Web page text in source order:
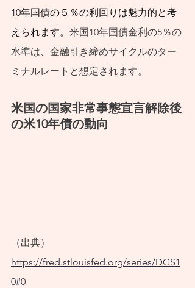
プ・アドバイザー、
J-FLEC認定アドバイ
ザー兼講師として10
年間活動してまいり
付けるべき金融知
識、金融経済事情の
まいりました。
新NISAを活用して
資産形成を始めたい
10年国債の５％の利回りは魅力的と考
えられます。 米国10年国債金利の5％の
水準は、金融引き締めサイクルのター
ミナルレートと想定されます。
米国の国家非常事態宣言解除後
の米10年債の動向
（出典）
https://fred.stlouisfed.org/series/DGS1
0#0